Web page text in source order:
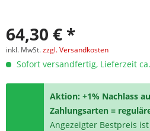
64,30 € *
inkl. MwSt.zzgl. Versandkosten
Sofort versandfertig, Lieferzeit
Aktion: +1% Nachlass
Zahlungsarten =
Angezeigter Bestpreis